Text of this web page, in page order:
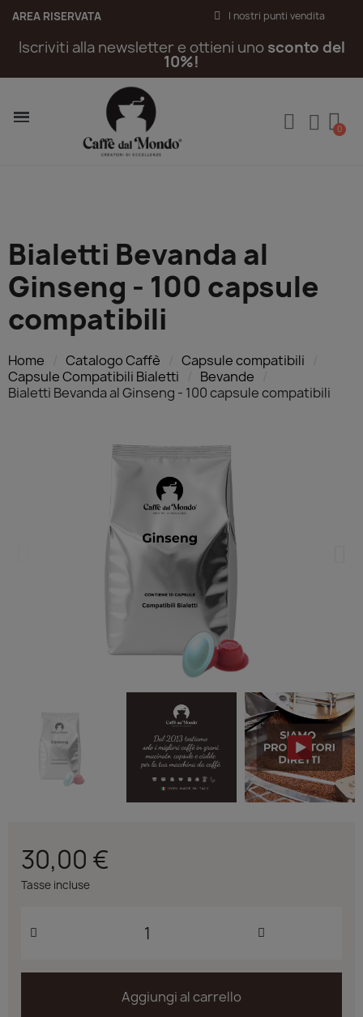
AREA RISERVATA I nostri punti vendita
Iscriviti alla newsletter e ottieni unosconto del
10%!
Bialetti Bevanda al
Ginseng - 100 capsule
compatibili
Home Catalogo Caffè
Capsule compatibili
Capsule Compatibili Bialetti
Bevande
Bialetti Bevanda al Ginseng - 100 capsule compatibili
30,00 €
Tasse incluse
Aggiungi al carrello